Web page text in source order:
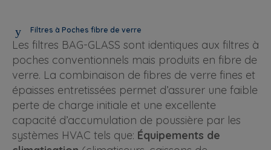
Filtres à Poches fibre de verre
Les filtres BAG-GLASS sont identiques aux filtres à
poches conventionnels mais produits en fibre de
verre. La combinaison de fibres de verre fines et
épaisses entretissées permet d’assurer une faible
perte de charge initiale et une excellente
capacité d’accumulation de poussière par les
systèmes HVAC tels que: Équipements de